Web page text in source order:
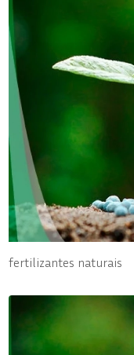
fertilizantes naturais